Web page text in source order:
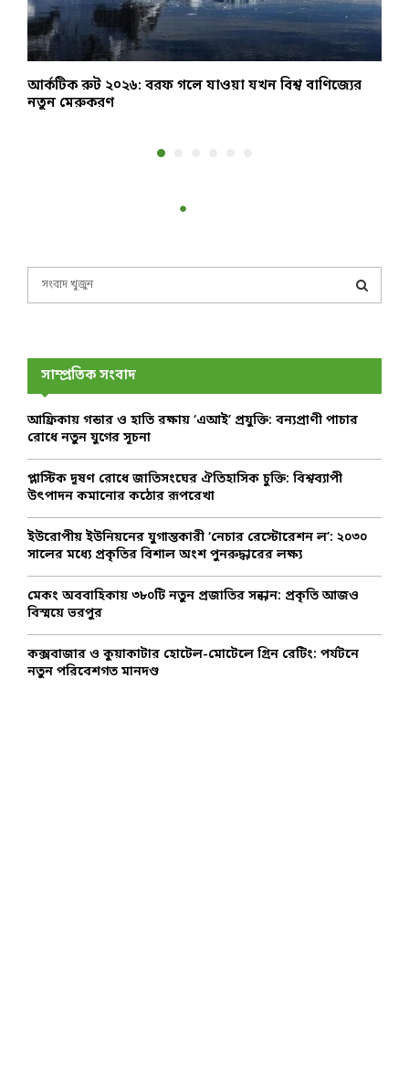
আর্কটিক রুট ২০২৬: বরফ গলে যাওয়া যখন বিশ্ব বাণিজ্যের
নতুন মেরুকরণ
f
r
E
A
সাম্প্রতিক সংবাদ
আফ্রিকায় গন্ডার ও হাতি রক্ষায় ‘এআই’ প্রযুক্তি: বন্যপ্রাণী পাচার
রোধে নতুন যুগের সূচনা
প্লাস্টিক দূষণ রোধে জাতিসংঘের ঐতিহাসিক চুক্তি: বিশ্বব্যাপী
উৎপাদন কমানোর কঠোর রূপরেখা
ইউরোপীয় ইউনিয়নের যুগান্তকারী ‘নেচার রেস্টোরেশন ল’: ২০৩০
সালের মধ্যে প্রকৃতির বিশাল অংশ পুনরুদ্ধারের লক্ষ্য
মেকং অববাহিকায় ৩৮০টি নতুন প্রজাতির সন্ধান: প্রকৃতি আজও
বিস্ময়ে ভরপুর
কক্সবাজার ও কুয়াকাটার হোটেল-মোটেলে গ্রিন রেটিং: পর্যটনে
নতুন পরিবেশগত মানদণ্ড